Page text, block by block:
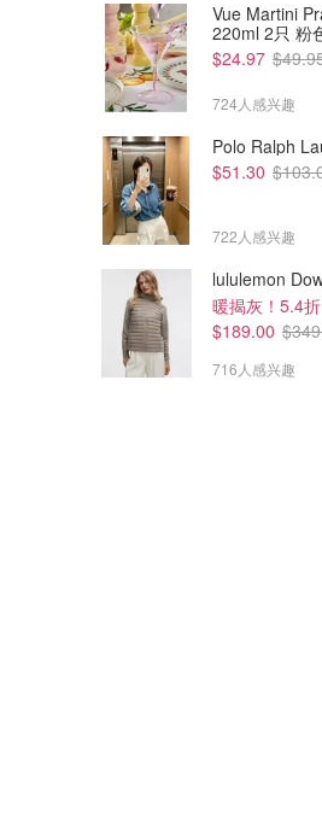
$652.00
Sandro 羊毛针织连衣裙
The Outnet.com The
Vue Martini
220ml 2只 粉
$24.97
724人感兴趣
$51.30
722人感兴趣
暖揭灰！5.4折
$189.00
716人感兴趣